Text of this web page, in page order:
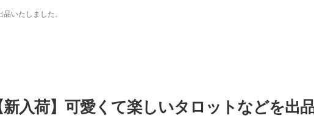
いたしました。
新入荷】可愛くて楽しいタロットなどを出